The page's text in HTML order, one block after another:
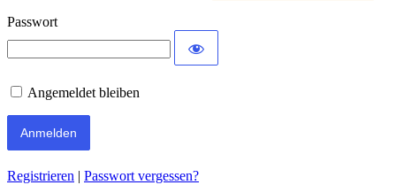
Passwort
Angemeldet bleiben
Registrieren | Passwort vergessen?